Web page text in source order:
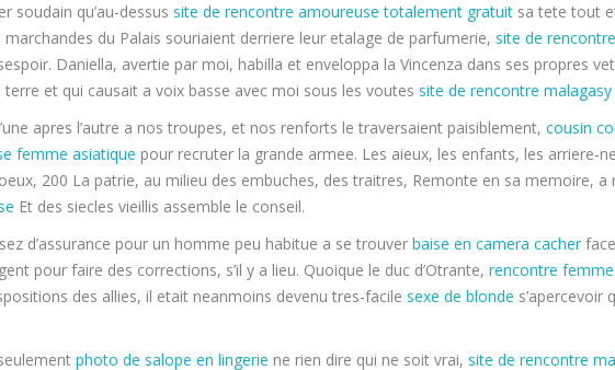
soudain qu’au-dessus site de rencontre amoureuse totalement gratuit sa tete tout
du Palais souriaient derriere leur etalage de parfumerie, site de
Daniella, avertie par moi, habilla et enveloppa la Vincenza dans ses propres
et qui causait a voix basse avec moi sous les voutes site de rencontre
apres l’autre a nos troupes, et nos renforts le traversaient paisiblement, cousin
femme asiatique pour recruter la grande armee. Les aieux, les enfants, les arriere-
200 La patrie, au milieu des embuches, des traitres, Remonte en sa memoire, a
Et des siecles vieillis assemble le conseil.
d’assurance pour un homme peu habitue a se trouver baise en camera cacher
pour faire des corrections, s’il y a lieu. Quoique le duc d’Otrante, rencontre
des allies, il etait neanmoins devenu tres-facile sexe de blonde s’apercevoir
photo de salope en lingerie ne rien dire qui ne soit vrai, site de rencontre